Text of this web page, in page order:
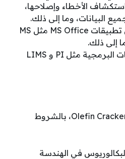
الأخطاء وإصلاحها،
البيانات، وما إلى ذلك.
معرفة الكمبيوتر في تطبيقات MS Office مثل MS
المعرفة في التطبيقات البرمجية مثل PI و LIMS
2- قائد الفريق Olefin Cracker & NGLE، بالشروط
في الهندسة